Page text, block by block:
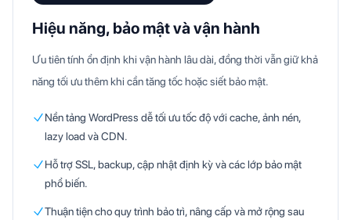
Hiệu năng, bảo mật và vận hành
Ưu tiên tính ổn định khi vận hành lâu dài, đồng thời vẫn giữ khả
năng tối ưu thêm khi cần tăng tốc hoặc siết bảo mật.
Nền tảng WordPress dễ tối ưu tốc độ với cache, ảnh nén,
lazy load và CDN.
Hỗ trợ SSL, backup, cập nhật định kỳ và các lớp bảo mật
phổ biến.
Thuận tiện cho quy trình bảo trì, nâng cấp và mở rộng sau